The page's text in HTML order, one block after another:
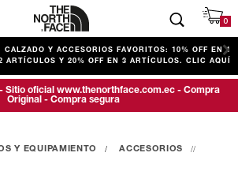
0
CALZADO Y ACCESORIOS FAVORITOS: 10% OFF EN 1
ARTÍCULOS Y 20% OFF EN 3 ARTÍCULOS. CLIC AQUÍ
Sitio oficial www.thenorthface.com.ec - Compra
Original - Compra segura
Y EQUIPAMIENTO
ACCESORIOS